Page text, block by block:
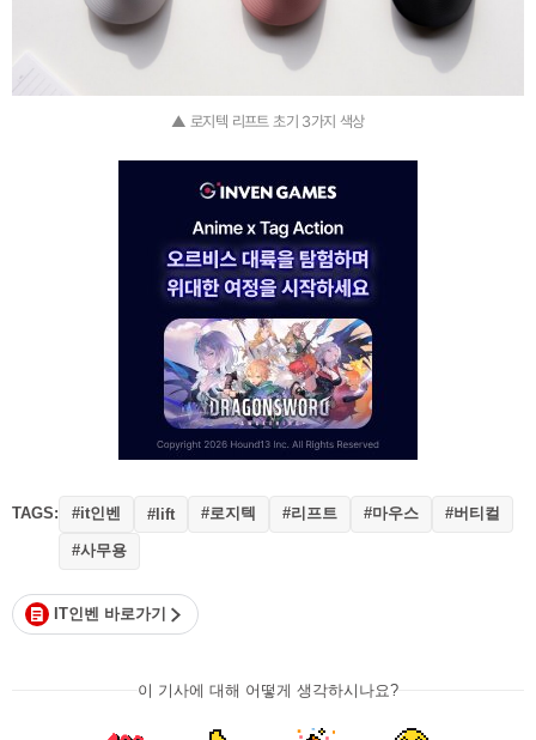
▲ 로지텍 리프트 초기 3가지 색상
TAGS: #it인벤 #lift #로지텍 #리프트 #마우스 #버티컬
#사무용
IT인벤 바로가기
이 기사에 대해 어떻게 생각하시나요?